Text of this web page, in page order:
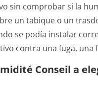
sin comprobar si la
un tabique o un
se podía instalar
contra una fuga,
Conseil a